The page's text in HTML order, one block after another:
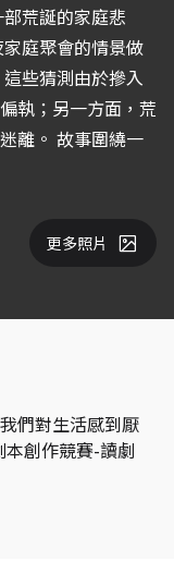
荒誕的家庭悲
庭聚會的情景做
些猜測由於摻入
執；另一方面，荒
離。 故事圍繞一
更多照片
們對生活感到厭
創作競賽-讀劇